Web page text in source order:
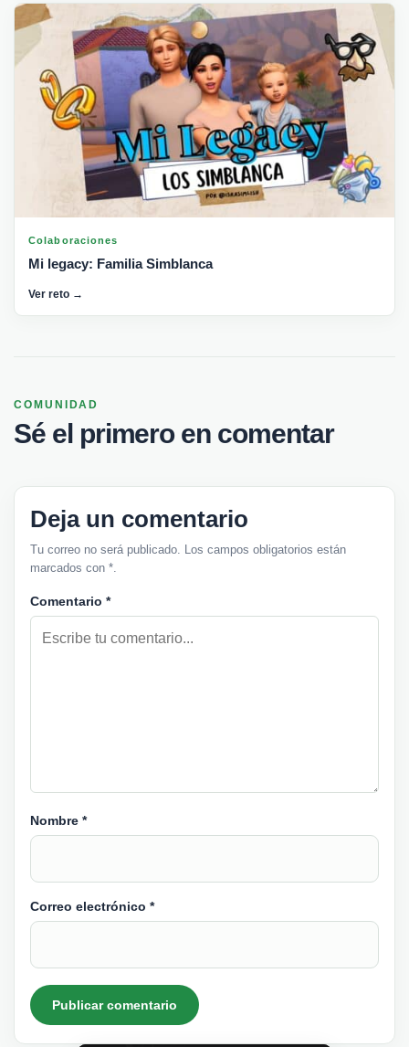
Colaboraciones
Mi legacy: Familia Simblanca
Ver reto →
COMUNIDAD
Sé el primero en comentar
Deja un comentario
Tu correo no será publicado. Los campos obligatorios están
marcados con *.
Comentario *
Nombre *
Correo electrónico *